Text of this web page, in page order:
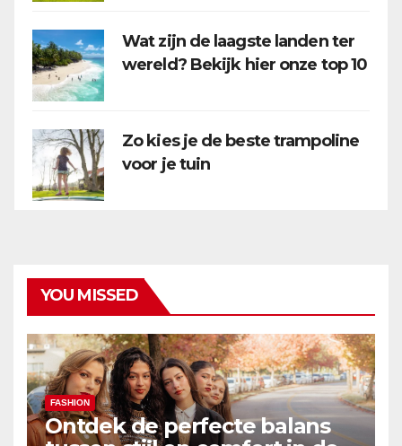
Wat zijn de laagste landen ter
wereld? Bekijk hier onze top 10
Zo kies je de beste trampoline
voor je tuin
YOU MISSED
FASHION
Ontdek de perfecte balans